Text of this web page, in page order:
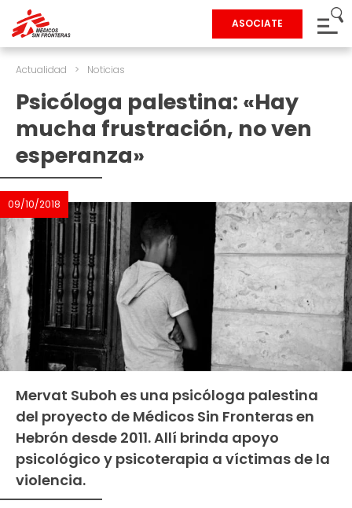
ASOCIATE
Actualidad > Noticias
Psicóloga palestina: «Hay
mucha frustración, no ven
esperanza»
09/10/2018
Mervat Suboh es una psicóloga palestina
del proyecto de Médicos Sin Fronteras en
Hebrón desde 2011. Allí brinda apoyo
psicológico y psicoterapia a víctimas de la
violencia.